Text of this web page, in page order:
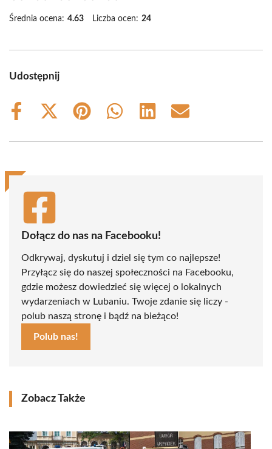
Średnia ocena: 4.63 Liczba ocen: 24
Udostępnij
Share
Share
(Twitter)
Share
Share
Share
Share
Dołącz do nas na Facebooku!
Odkrywaj, dyskutuj i dziel się tym co najlepsze!
Przyłącz się do naszej społeczności na Facebooku,
gdzie możesz dowiedzieć się więcej o lokalnych
wydarzeniach w Lubaniu. Twoje zdanie się liczy -
polub naszą stronę i bądź na bieżąco!
Polub nas!
Zobacz Także